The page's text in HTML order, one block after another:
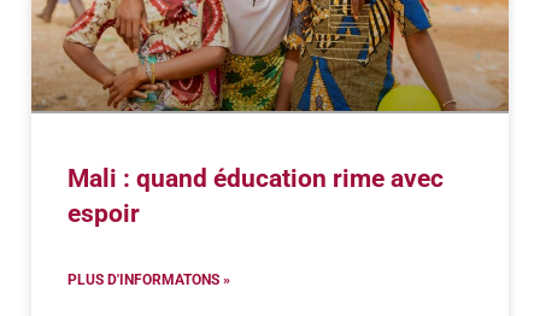
Mali : quand éducation rime avec
espoir
PLUS D'INFORMATONS »